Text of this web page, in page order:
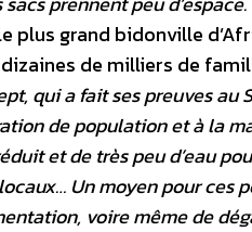
plus grand bidonville
de milliers de
qui a fait ses preuves
de population et à la
et de très peu d’eau
Un moyen pour ces
voire même de